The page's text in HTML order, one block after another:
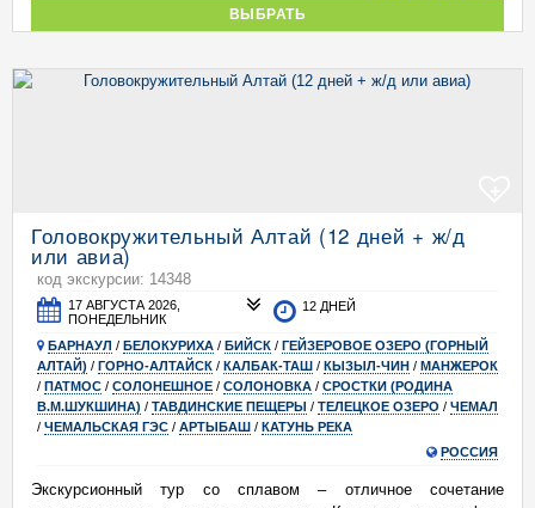
ВЫБРАТЬ
Головокружительный Алтай (12 дней + ж/д
или авиа)
код экскурсии: 14348
17 АВГУСТА 2026,
ПОНЕДЕЛЬНИК
12 ДНЕЙ
БАРНАУЛ / БЕЛОКУРИХА / БИЙСК / ГЕЙЗЕРОВОЕ ОЗЕРО (ГОРНЫЙ
АЛТАЙ) / ГОРНО-АЛТАЙСК / КАЛБАК-ТАШ / КЫЗЫЛ-ЧИН / МАНЖЕРОК
/ ПАТМОС / СОЛОНЕШНОЕ / СОЛОНОВКА / СРОСТКИ (РОДИНА
В.М.ШУКШИНА) / ТАВДИНСКИЕ ПЕЩЕРЫ / ТЕЛЕЦКОЕ ОЗЕРО / ЧЕМАЛ
/ ЧЕМАЛЬСКАЯ ГЭС / АРТЫБАШ / КАТУНЬ РЕКА
РОССИЯ
Экскурсионный тур со сплавом – отличное сочетание